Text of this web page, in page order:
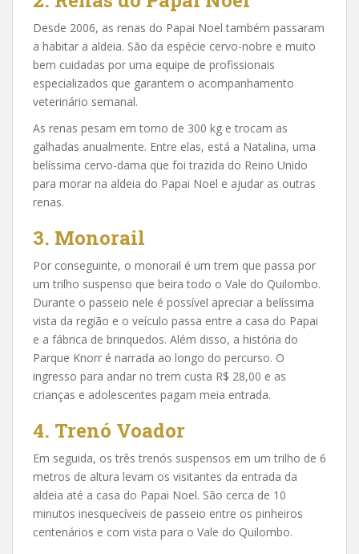
Desde 2006, as renas do Papai Noel também passaram
a habitar a aldeia. São da espécie cervo-nobre e muito
bem cuidadas por uma equipe de profissionais
especializados que garantem o acompanhamento
veterinário semanal.
As renas pesam em torno de 300 kg e trocam as
galhadas anualmente. Entre elas, está a Natalina, uma
belíssima cervo-dama que foi trazida do Reino Unido
para morar na aldeia do Papai Noel e ajudar as outras
renas.
3. Monorail
Por conseguinte, o monorail é um trem que passa por
um trilho suspenso que beira todo o Vale do Quilombo.
Durante o passeio nele é possível apreciar a belíssima
vista da região e o veículo passa entre a casa do Papai
e a fábrica de brinquedos. Além disso, a história do
Parque Knorr é narrada ao longo do percurso. O
ingresso para andar no trem custa R$ 28,00 e as
crianças e adolescentes pagam meia entrada.
4. Trenó Voador
Em seguida, os três trenós suspensos em um trilho de 6
metros de altura levam os visitantes da entrada da
aldeia até a casa do Papai Noel. São cerca de 10
minutos inesquecíveis de passeio entre os pinheiros
centenários e com vista para o Vale do Quilombo.